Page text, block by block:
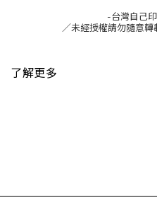
-台灣自己
／未經授權請勿隨意
了解更多